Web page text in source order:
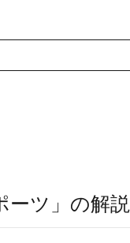
ーツ」の解説